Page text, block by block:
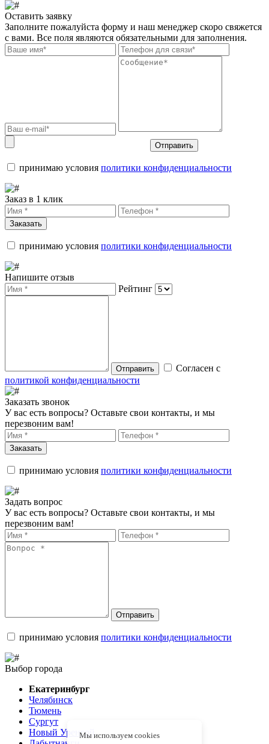
Оставить заявку
Заполните пожалуйста форму и наш менеджер скоро свяжется
с вами. Все поля являются обязательными для заполнения.
Отправить
принимаю условия политики конфиденциальности
Заказ в 1 клик
Заказать
принимаю условия политики конфиденциальности
Напишите отзыв
Рейтинг
Отправить
Согласен с
политикой конфиденциальности
Заказать звонок
У вас есть вопросы? Оставьте свои контакты, и мы
перезвоним вам!
Заказать
принимаю условия политики конфиденциальности
Задать вопрос
У вас есть вопросы? Оставьте свои контакты, и мы
перезвоним вам!
Отправить
принимаю условия политики конфиденциальности
Выбор города
Екатеринбург
Челябинск
Тюмень
Сургут
Новый УренгойМы используем cookies